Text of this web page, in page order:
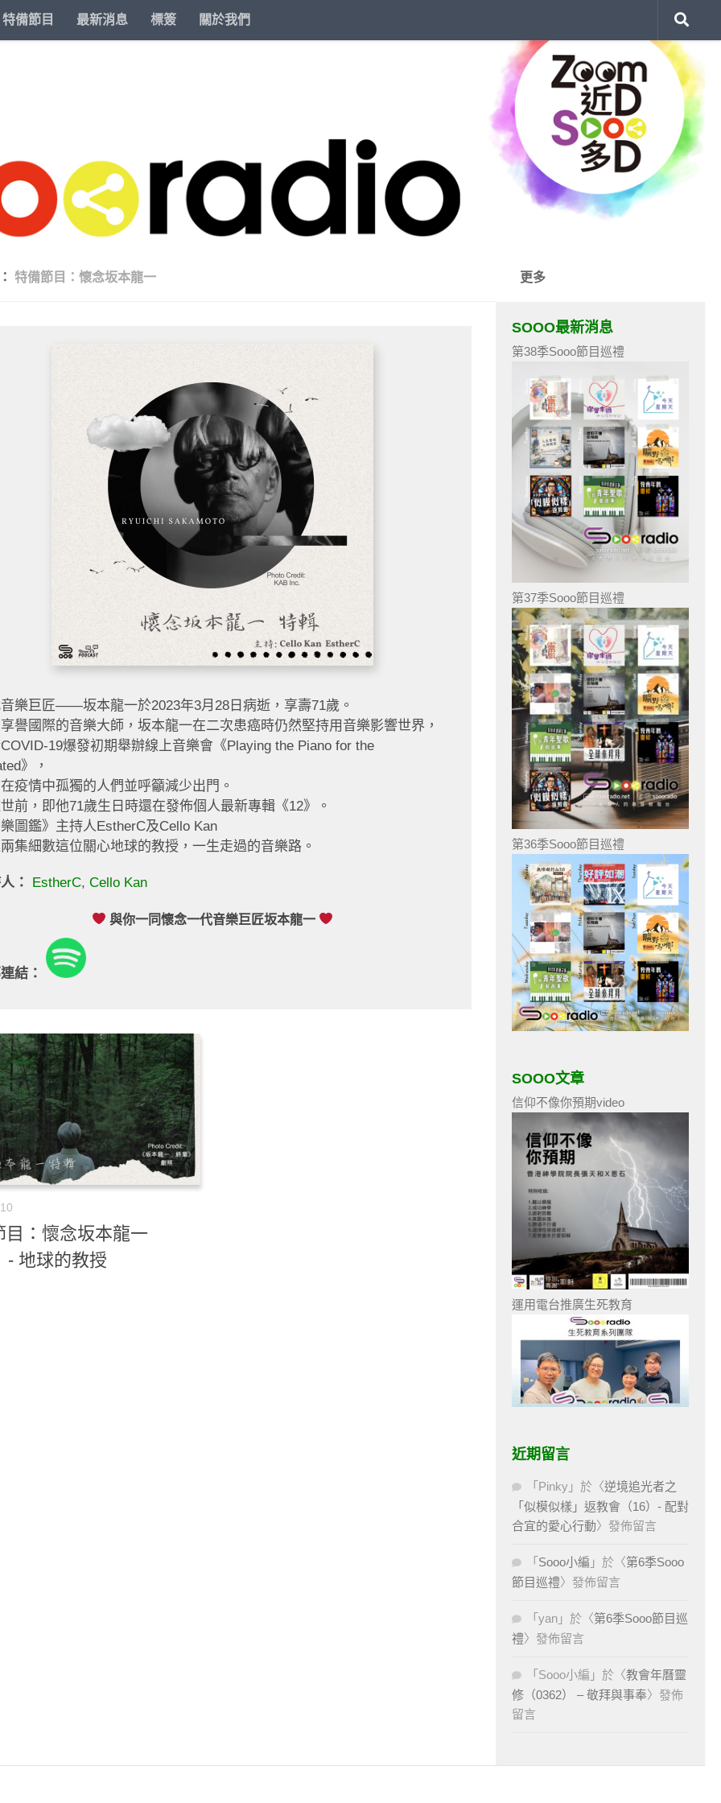
特備節目 最新消息 標簽 關於我們
特備節目：懷念坂本龍一
樂巨匠——坂本龍一於2023年3月28日病逝，享壽71歲。
譽國際的音樂大師，坂本龍一在二次患癌時仍然堅持用音樂影響世界，
19爆發初期舉辦線上音樂會《Playing the Piano for the
》，
疫情中孤獨的人們並呼籲減少出門。
前，即他71歲生日時還在發佈個人最新專輯《12》。
圖鑑》主持人EstherC及Cello Kan
集細數這位關心地球的教授，一生走過的音樂路。
： EstherC, Cello Kan
與你一同懷念一代音樂巨匠坂本龍一
結：
目：懷念坂本龍一
- 地球的教授
更多
SOOO最新消息
第38季Sooo節目巡禮
第37季Sooo節目巡禮
第36季Sooo節目巡禮
SOOO文章
信仰不像你預期video
運用電台推廣生死教育
近期留言
「 Pinky 」於〈逆境追光者之
「似模似樣」返教會（16）- 配對
合宜的愛心行動〉發佈留言
「 Sooo小編 」於〈第6季Sooo
節目巡禮〉發佈留言
「 yan 」於〈第6季Sooo節目巡
禮〉發佈留言
「 Sooo小編 」於〈教會年曆靈
修（0362） – 敬拜與事奉〉發佈
留言